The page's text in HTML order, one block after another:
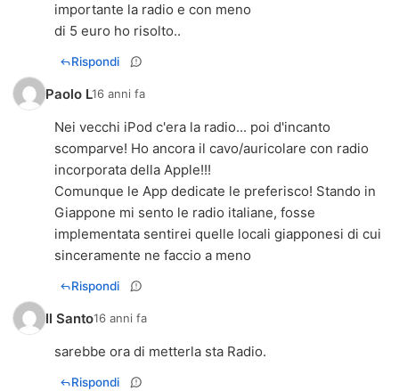
importante la radio e con meno
di 5 euro ho risolto..
Rispondi
Paolo L16 anni fa
Nei vecchi iPod c'era la radio... poi d'incanto
scomparve! Ho ancora il cavo/auricolare con radio
incorporata della Apple!!!
Comunque le App dedicate le preferisco! Stando in
Giappone mi sento le radio italiane, fosse
implementata sentirei quelle locali giapponesi di cui
sinceramente ne faccio a meno
Rispondi
Il Santo16 anni fa
sarebbe ora di metterla sta Radio.
Rispondi